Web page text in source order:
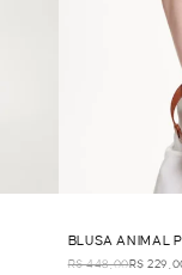
BLUSA ANIMAL
R$ 448,00R$